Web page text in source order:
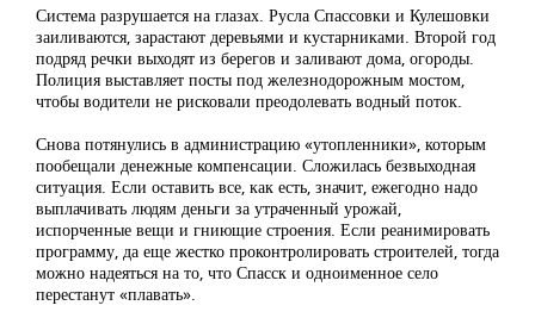
Система разрушается на глазах. Русла Спассовки и Кулешовки
заиливаются, зарастают деревьями и кустарниками. Второй год
подряд речки выходят из берегов и заливают дома, огороды.
Полиция выставляет посты под железнодорожным мостом,
чтобы водители не рисковали преодолевать водный поток.
Снова потянулись в администрацию «утопленники», которым
пообещали денежные компенсации. Сложилась безвыходная
ситуация. Если оставить все, как есть, значит, ежегодно надо
выплачивать людям деньги за утраченный урожай,
испорченные вещи и гниющие строения. Если реанимировать
программу, да еще жестко проконтролировать строителей, тогда
можно надеяться на то, что Спасск и одноименное село
перестанут «плавать».